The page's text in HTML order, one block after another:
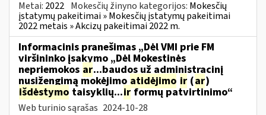
Metai: 2022 Mokesčių žinyno kategorijos: Mokesčių
įstatymų pakeitimai » Mokesčių įstatymų pakeitimai
2022 metais » Akcizų pakeitimai 2022 m.
Informacinis pranešimas „Dėl VMI prie FM
viršininko įsakymo „Dėl Mokestinės
nepriemokos ar...baudos už administracinį
nusižengimą mokėjimo atidėjimo ir (ar)
išdėstymo taisyklių...irformų patvirtinimo“
Web turinio sąrašas 2024-10-28